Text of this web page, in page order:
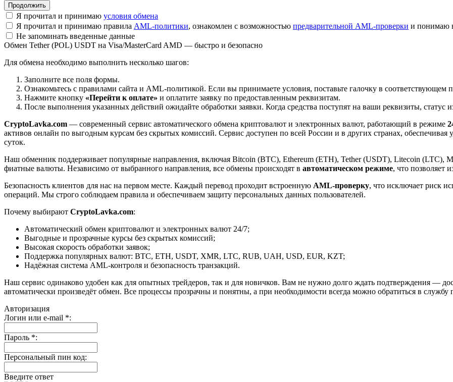
Я прочитал и принимаю условия обмена
Я прочитал и принимаю правила AML-политики, ознакомлен с возможностью предварительной AML-проверки и понимаю
Не запоминать введенные данные
Обмен Tether (POL) USDT на Visa/MasterCard AMD — быстро и безопасно
Для обмена необходимо выполнить несколько шагов:
Заполните все поля формы.
Ознакомьтесь с правилами сайта и AML-политикой. Если вы принимаете условия, поставьте галочку в соответствующем
Нажмите кнопку «Перейти к оплате» и оплатите заявку по предоставленным реквизитам.
После выполнения указанных действий ожидайте обработки заявки. Когда средства поступят на ваши реквизиты, статус
CryptoLavka.com — современный сервис автоматического обмена криптовалют и электронных валют, работающий в режиме
активов онлайн по выгодным курсам без скрытых комиссий. Сервис доступен по всей России и в других странах,
суток.
Наш обменник поддерживает популярные направления, включая Bitcoin (BTC), Ethereum (ETH), Tether (USDT), Litecoin (LTC),
фиатные валюты. Независимо от выбранного направления, все обмены происходят в автоматическом режиме, что позволяет
Безопасность клиентов для нас на первом месте. Каждый перевод проходит встроенную AML-проверку, что исключает риск
операций. Мы строго соблюдаем правила и обеспечиваем защиту персональных данных пользователей.
Почему выбирают CryptoLavka.com:
Автоматический обмен криптовалют и электронных валют 24/7;
Выгодные и прозрачные курсы без скрытых комиссий;
Высокая скорость обработки заявок;
Поддержка популярных валют: BTC, ETH, USDT, XMR, LTC, RUB, UAH, USD, EUR, KZT;
Надёжная система AML-контроля и безопасность транзакций.
Наш сервис одинаково удобен как для опытных трейдеров, так и для новичков. Вам не нужно долго ждать подтверждения —
автоматически произведёт обмен. Все процессы прозрачны и понятны, а при необходимости всегда можно обратиться в службу
Авторизация
Логин или e-mail *:
Пароль *:
Персональный пин код:
Введите ответ